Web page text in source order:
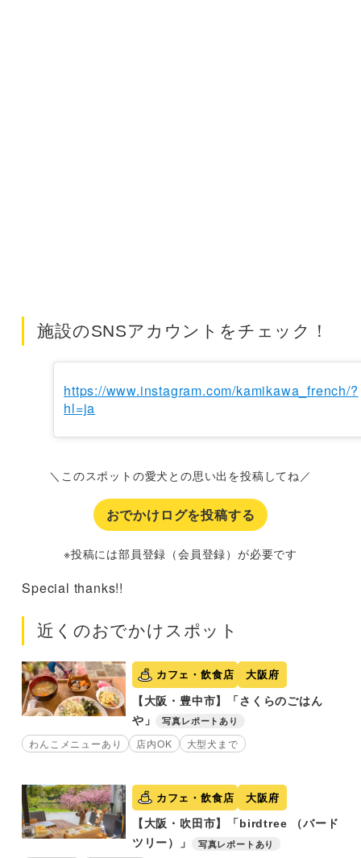
施設のSNSアカウントをチェック！
https://www.instagram.com/kamikawa_french/?
hl=ja
＼このスポットの愛犬との思い出を投稿してね／
おでかけログを投稿する
※投稿には部員登録（会員登録）が必要です
Special thanks!!
近くのおでかけスポット
カフェ・飲食店 大阪府
【大阪・豊中市】「さくらのごはん
や」
写真レポートあり
わんこメニューあり 店内OK 大型犬まで
カフェ・飲食店 大阪府
【大阪・吹田市】「birdtree （バード
ツリー）」
写真レポートあり